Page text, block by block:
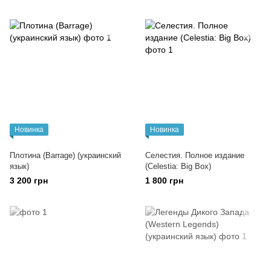
Новинка
Плотина (Barrage) (украинский
язык)
3 200 грн
Новинка
Селестия. Полное издание
(Celestia: Big Box)
1 800 грн